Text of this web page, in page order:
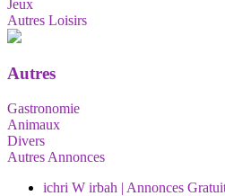
Jeux
Autres Loisirs
Autres
Gastronomie
Animaux
Divers
Autres Annonces
ichri W irbah | Annonces